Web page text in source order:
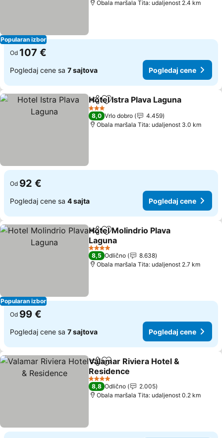
Popularan izbor
Obala maršala Tita: udaljenost 2.4 km
Od 107 €
Pogledaj cene sa 7 sajtova Pogledaj cene
Deli Dodati u favorite
Hotel Istra Plava Laguna
3 Zvezdice
8,0 Vrlo dobro
4.459
Obala maršala Tita: udaljenost 3.0 km
Od 92 €
Pogledaj cene sa 4 sajta Pogledaj cene
Popularan izbor
Deli Dodati u favorite
Hotel Molindrio Plava
Laguna
Pogledaj cene
4 Zvezdice
8,5 Odlično
8.638
Obala maršala Tita: udaljenost 2.7 km
Od 99 €
Pogledaj cene sa 7 sajtova Pogledaj cene
Deli Dodati u favorite
Valamar Riviera Hotel &
Residence
Pogledaj cene
4 Zvezdice
8,8 Odlično
2.005
Obala maršala Tita: udaljenost 0.2 km